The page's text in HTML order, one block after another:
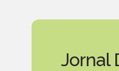
Jornal